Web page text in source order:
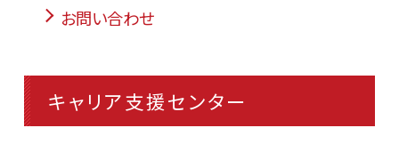
お問い合わせ
キャリア支援センター